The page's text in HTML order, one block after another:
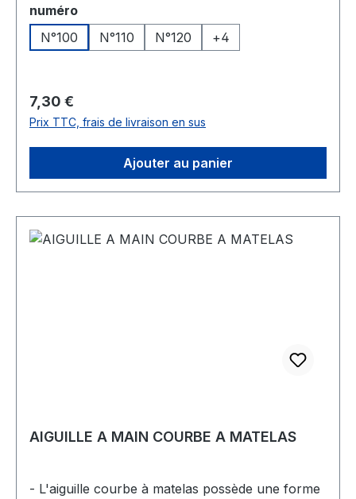
configuration de l'aiguille : Aiguille droite dotée
d'une rainure longue et d'une encocheUtilisation
technique de couture : Installation de
lourds, cuir pour vêtements, cuir
synthétiqueExemples d'applications : Jeans,
vêtements de travail, costumes, accessoires,
chaussures, articles en cuir, garnitures de
Sélectionnez
numéro
N°100
N°110 N°120 +4
Prix régulier :
7,30 €
Prix TTC, frais de livraison en sus
Ajouter au panier
AIGUILLE A MAIN COURBE A MATELAS
- L'aiguille courbe à matelas possède une forme